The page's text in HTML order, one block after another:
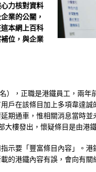
力核對資料
業的公關，
本網上百科
位，與企業
），正職是港鐵員工，兩年
戶在該條目加上多項韋達
期通車，惟相關消息當時
樓發出，懷疑條目是由港
示要「豐富條目內容」。
的港鐵內容有誤，會向有關